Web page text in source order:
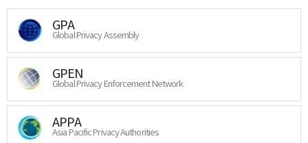
GPA
Global Privacy Assembly
GPEN
Global Privacy Enforcement Network
APPA
Asia Pacific Privacy Authorities